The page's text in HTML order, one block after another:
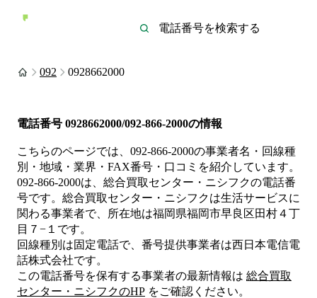
092 0928662000
電話番号 0928662000/092-866-2000の情報
こちらのページでは、 092-866-2000の事業者名・回線種
別・地域・業界・FAX番号・口コミを紹介しています。
092-866-2000は、 総合買取センター・ニシフクの電話番
号です。 総合買取センター・ニシフクは生活サービスに
関わる事業者で、所在地は福岡県福岡市早良区田村４丁
目７−１ です。
回線種別は固定電話で、番号提供事業者は西日本電信電
話株式会社です。
この電話番号を保有する事業者の最新情報は 総合買取
センター・ニシフクのHP をご確認ください。